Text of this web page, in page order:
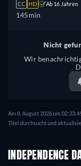
CC HD Ab 16 Jahren
145min
Nicht
Wir
Am 8. August 2026 um
Titel durchsucht und
INDEPENDENCE